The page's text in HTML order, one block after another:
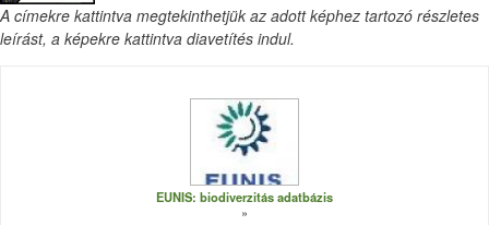
A címekre kattintva megtekinthetjük az adott képhez tartozó részletes
leírást, a képekre kattintva diavetítés indul.
EUNIS: biodiverzitás adatbázis